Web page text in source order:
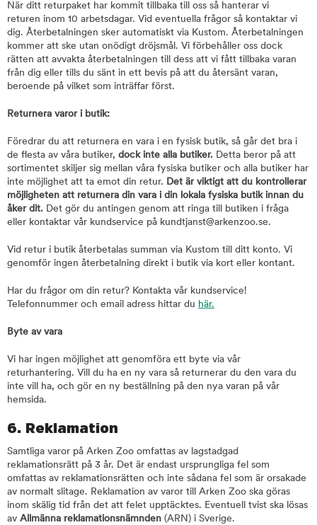
När ditt returpaket har kommit tillbaka till oss så hanterar vi
returen inom 10 arbetsdagar. Vid eventuella frågor så kontaktar vi
dig. Återbetalningen sker automatiskt via Kustom. Återbetalningen
kommer att ske utan onödigt dröjsmål. Vi förbehåller oss dock
rätten att avvakta återbetalningen till dess att vi fått tillbaka varan
från dig eller tills du sänt in ett bevis på att du återsänt varan,
beroende på vilket som inträffar först.
Returnera varor i butik:
Föredrar du att returnera en vara i en fysisk butik, så går det bra i
de flesta av våra butiker, dock inte alla butiker. Detta beror på att
sortimentet skiljer sig mellan våra fysiska butiker och alla butiker har
inte möjlighet att ta emot din retur. Det är viktigt att du kontrollerar
möjligheten att returnera din vara i din lokala fysiska butik innan du
åker dit. Det gör du antingen genom att ringa till butiken i fråga
eller kontaktar vår kundservice på kundtjanst@arkenzoo.se.
Vid retur i butik återbetalas summan via Kustom till ditt konto. Vi
genomför ingen återbetalning direkt i butik via kort eller kontant.
Har du frågor om din retur? Kontakta vår kundservice!
Telefonnummer och email adress hittar du här.
Byte av vara
Vi har ingen möjlighet att genomföra ett byte via vår
returhantering. Vill du ha en ny vara så returnerar du den vara du
inte vill ha, och gör en ny beställning på den nya varan på vår
hemsida.
6. Reklamation
Samtliga varor på Arken Zoo omfattas av lagstadgad
reklamationsrätt på 3 år. Det är endast ursprungliga fel som
omfattas av reklamationsrätten och inte sådana fel som är orsakade
av normalt slitage. Reklamation av varor till Arken Zoo ska göras
inom skälig tid från det att felet upptäcktes. Eventuell tvist ska lösas
av Allmänna reklamationsnämnden (ARN) i Sverige.